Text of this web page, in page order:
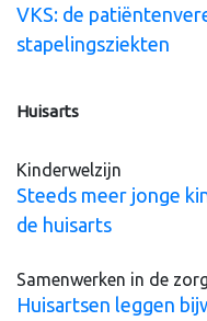
VKS: de
stapelingsziekten
Huisarts
Kinderwelzijn
Steeds meer jonge
de huisarts
Samenwerken in de zorg
Huisartsen leggen